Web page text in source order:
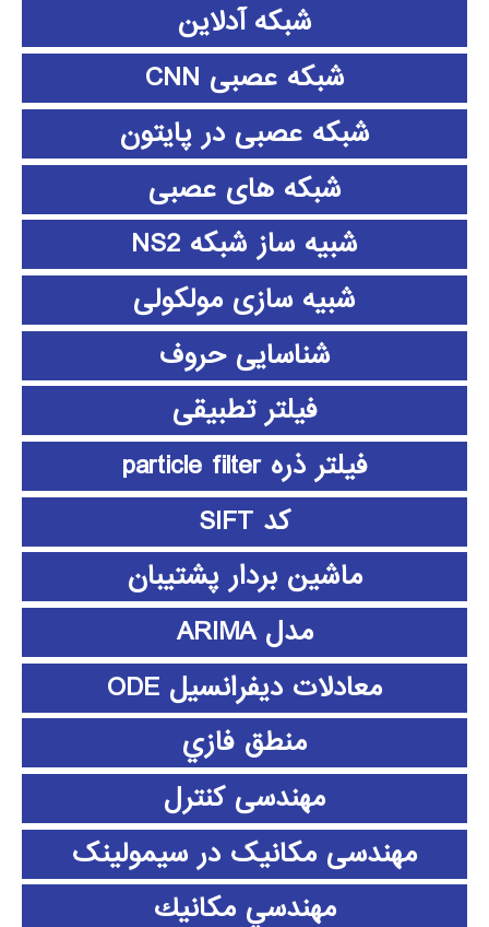
شبکه آدلاین
شبکه عصبی CNN
شبکه عصبی در پایتون
شبکه های عصبی
شبیه ساز شبکه NS2
شبیه سازی مولکولی
شناسایی حروف
فیلتر تطبیقی
فیلتر ذره particle filter
کد SIFT
ماشین بردار پشتیبان
مدل ARIMA
معادلات دیفرانسیل ODE
منطق فازي
مهندسی کنترل
مهندسی مکانیک در سیمولینک
مهندسي مكانيك